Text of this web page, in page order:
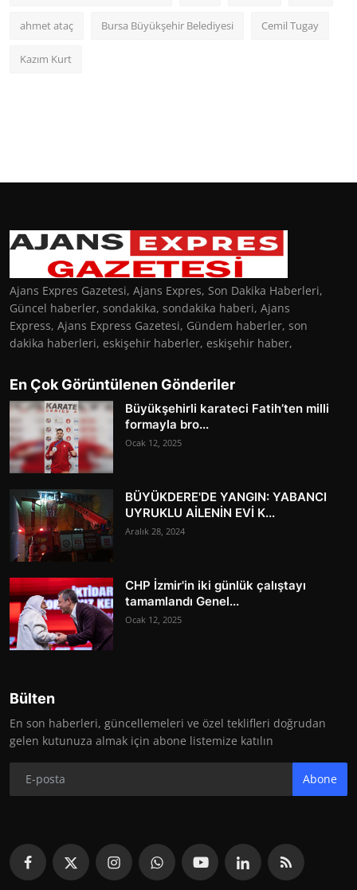
ahmet ataç Bursa Büyükşehir Belediyesi Cemil Tugay
Kazım Kurt
Ajans Expres Gazetesi, Ajans Expres, Son Dakika Haberleri,
Güncel haberler, sondakika, sondakika haberi, Ajans
Express, Ajans Express Gazetesi, Gündem haberler, son
dakika haberleri, eskişehir haberler, eskişehir haber,
En Çok Görüntülenen Gönderiler
Büyükşehirli karateci Fatih’ten milli
formayla bro...
Ocak 12, 2025
BÜYÜKDERE'DE YANGIN: YABANCI
UYRUKLU AİLENİN EVİ K...
Aralık 28, 2024
CHP İzmir'in iki günlük çalıştayı
tamamlandı Genel...
Ocak 12, 2025
Bülten
En son haberleri, güncellemeleri ve özel teklifleri doğrudan
gelen kutunuza almak için abone listemize katılın
Abone